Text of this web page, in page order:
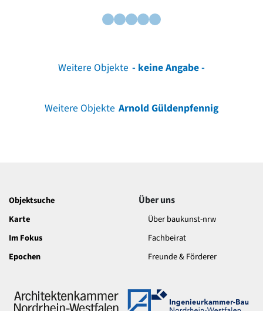
Weitere Objekte - keine Angabe -
Weitere Objekte Arnold Güldenpfennig
Objektsuche
Karte
Im Fokus
Epochen
Über uns
Über baukunst-nrw
Fachbeirat
Freunde & Förderer